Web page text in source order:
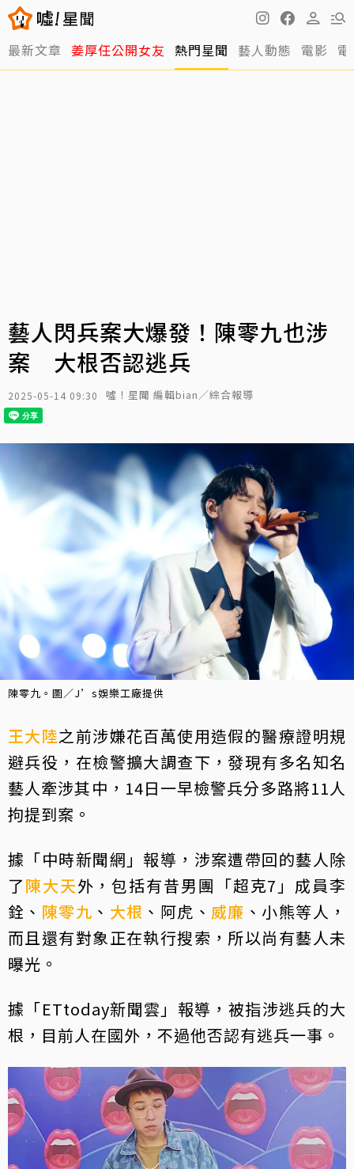
最新文章 姜厚任公開女友 熱門星聞 藝人動態 電影
藝人閃兵案大爆發！陳零九也涉
案 大根否認逃兵
2025-05-14 09:30 噓！星聞 編輯bian／綜合報導
陳零九。圖／J’s娛樂工廠提供
王大陸之前涉嫌花百萬使用造假的醫療證明規
避兵役，在檢警擴大調查下，發現有多名知名
藝人牽涉其中，14日一早檢警兵分多路將11人
拘提到案。
據「中時新聞網」報導，涉案遭帶回的藝人除
了陳大天外，包括有昔男團「超克7」成員李
銓、 陳零九 、 大根 、阿虎、 威廉 、小熊等人，
而且還有對象正在執行搜索，所以尚有藝人未
曝光。
據「ETtoday新聞雲」報導，被指涉逃兵的大
根，目前人在國外，不過他否認有逃兵一事。